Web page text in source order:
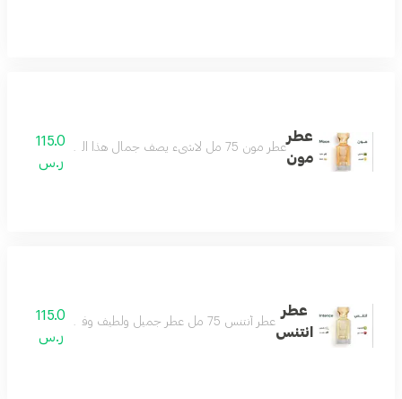
عطر
مون
عطر مون 75 مل لاشىء يصف جمال هذا العطر سوى أنه ( تحفه ) مليىء بالجمال والتفرد واللطف والأناقة عطر يزيد الجمال ، عطر هادىء لطيف رائع ومميزمكونات العطر : المسك - الفانيلا - الليمون - الباتشولي
115.0
ر.س
عطر
انتنس
عطر أنتنس 75 مل عطر جميل ولطيف وفواح جداً تكوين مميز من الياسمين والمسك والفانيلا ولمسات فاخرة من البرغموت والتوت البري عطر يملك قلبك حتماً عطر شتوي نهاري رائع بكل معنى مكونات العطر الياسمين البرغموت التوت البري الفانيلا
115.0
ر.س